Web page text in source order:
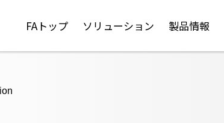
FAトップ ソリューション 製品情報